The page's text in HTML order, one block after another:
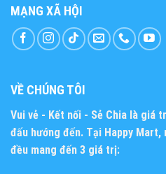
MẠNG XÃ HỘI
VỀ CHÚNG TÔI
Vui vẻ - Kết nối - Sẻ Chia là giá
đấu hướng đến. Tại Happy
đều mang đến 3 giá trị: